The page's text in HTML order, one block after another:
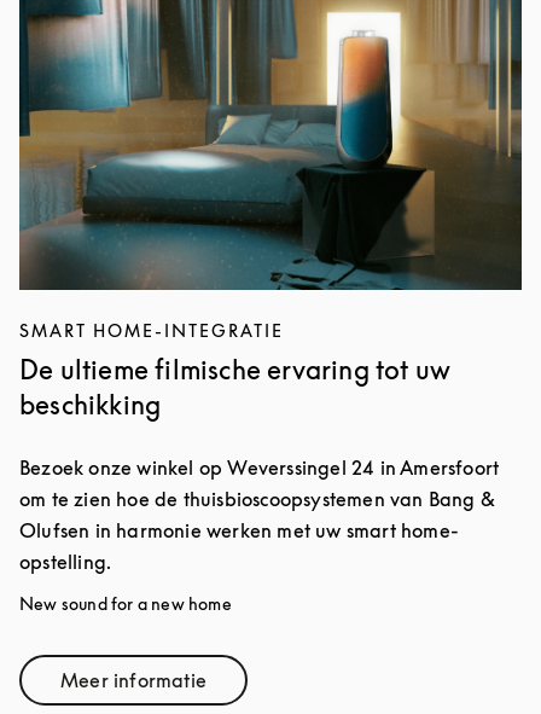
Afbeelding van evenement
SMART HOME-INTEGRATIE
De ultieme filmische ervaring tot uw
beschikking
Bezoek onze winkel op Weverssingel 24 in Amersfoort
om te zien hoe de thuisbioscoopsystemen van Bang &
Olufsen in harmonie werken met uw smart home-
opstelling.
New sound for a new home
Meer informatieLink Opens in New Tab